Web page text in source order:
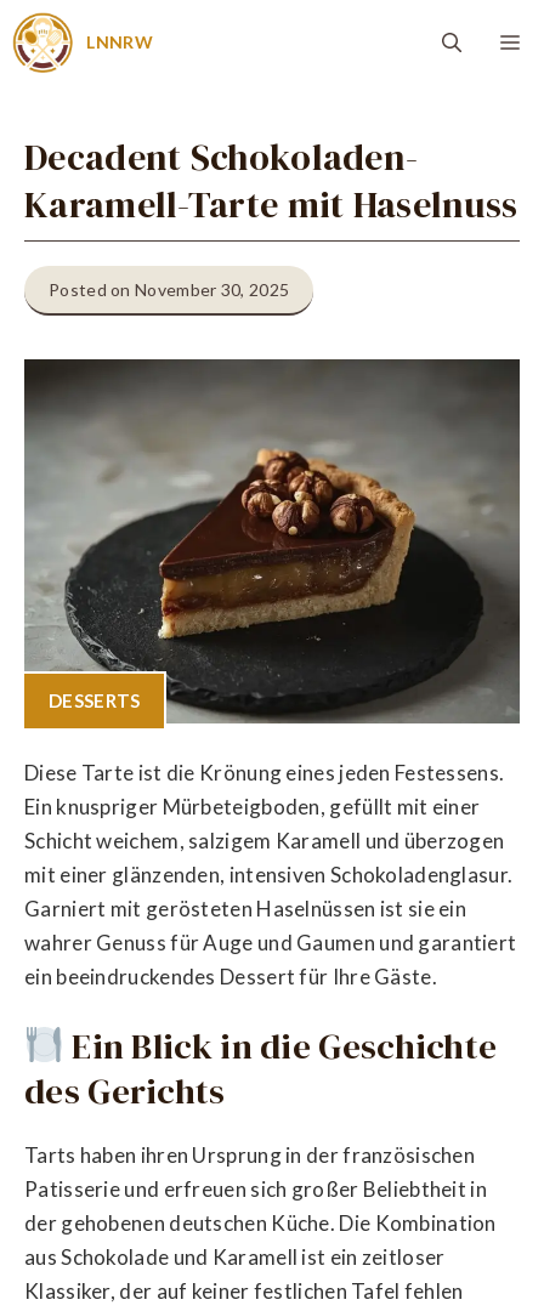
Zum
Inhalt
LNNRW
Decadent Schokoladen-
Karamell-Tarte mit Haselnuss
Posted on November 30, 2025
DESSERTS
Diese Tarte ist die Krönung eines jeden Festessens.
Ein knuspriger Mürbeteigboden, gefüllt mit einer
Schicht weichem, salzigem Karamell und überzogen
mit einer glänzenden, intensiven Schokoladenglasur.
Garniert mit gerösteten Haselnüssen ist sie ein
wahrer Genuss für Auge und Gaumen und garantiert
ein beeindruckendes Dessert für Ihre Gäste.
Ein Blick in die Geschichte
des Gerichts
Tarts haben ihren Ursprung in der französischen
Patisserie und erfreuen sich großer Beliebtheit in
der gehobenen deutschen Küche. Die Kombination
aus Schokolade und Karamell ist ein zeitloser
Klassiker, der auf keiner festlichen Tafel fehlen